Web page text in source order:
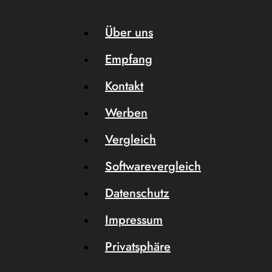
Über uns
Empfang
Kontakt
Werben
Vergleich
Softwarevergleich
Datenschutz
Impressum
Privatsphäre